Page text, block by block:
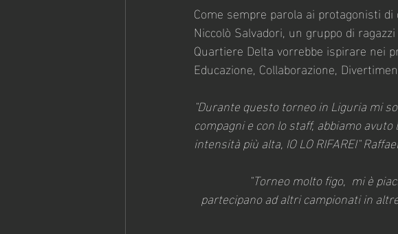
Come sempre parola ai protagonisti
Niccolò Salvadori, un gruppo di
Quartiere Delta vorrebbe ispirare nei
Educazione, Collaborazione,
"Durante questo torneo in Liguria mi
compagni e con lo staff, abbiamo
intensità più alta, IO LO RIFAREI"
"Torneo molto figo,  mi è
partecipano ad altri campionati in